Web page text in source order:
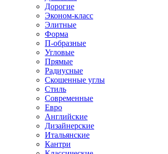
Дорогие
Эконом-класс
Элитные
Форма
П-образные
Угловые
Прямые
Радиусные
Скошенные углы
Стиль
Современные
Евро
Английские
Дизайнерские
Итальянские
Кантри